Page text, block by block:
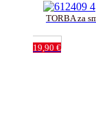
TORBA za
19,90 €